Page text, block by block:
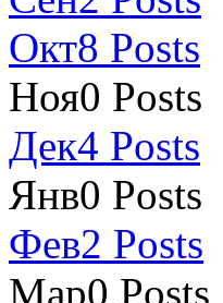
Окт8 Posts
Ноя0 Posts
Дек4 Posts
Янв0 Posts
Фев2 Posts
Мар0 Posts